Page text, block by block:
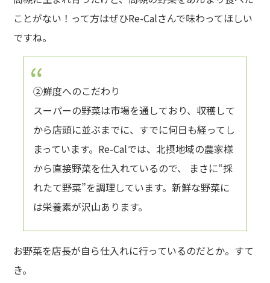
ことがない！って方はぜひRe-Calさんで味わってほしい
ですね。
②鮮度へのこだわり
スーパーの野菜は市場を通しており、収穫して
から店頭に並ぶまでに、すでに何日も経ってし
まっています。Re-Calでは、北摂地域の農家様
から直接野菜を仕入れているので、 まさに“採
れたて野菜”を調理しています。新鮮な野菜に
は栄養素が沢山あります。
お野菜を店長が自ら仕入れに行っているのだとか。すて
き。